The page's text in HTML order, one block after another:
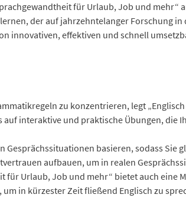
für Urlaub, Job und mehr“
der auf jahrzehntelanger Forschung
innovativen, effektiven und schnell
zu konzentrieren, legt
interaktive und praktische Übungen, die
Gesprächssituationen basieren, sodass Sie
aufbauen, um in realen
für Urlaub, Job und mehr“ bietet auch eine
in kürzester Zeit fließend Englisch zu